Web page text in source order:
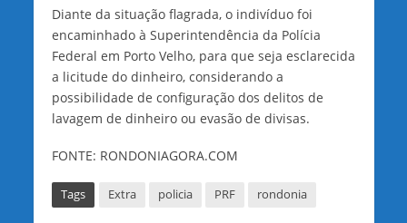
Diante da situação flagrada, o indivíduo foi
encaminhado à Superintendência da Polícia
Federal em Porto Velho, para que seja esclarecida
a licitude do dinheiro, considerando a
possibilidade de configuração dos delitos de
lavagem de dinheiro ou evasão de divisas.
FONTE: RONDONIAGORA.COM
Tags Extra policia PRF rondonia